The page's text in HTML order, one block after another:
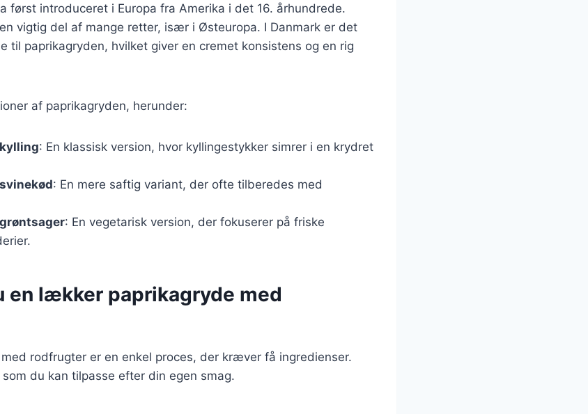
først introduceret i Europa fra Amerika i det 16. århundrede.
vigtig del af mange retter, især i Østeuropa. I Danmark er det
til paprikagryden, hvilket giver en cremet konsistens og en rig
af paprikagryden, herunder:
: En klassisk version, hvor kyllingestykker simrer i en krydret
: En mere saftig variant, der ofte tilberedes med
: En vegetarisk version, der fokuserer på friske
en lækker paprikagryde med
rodfrugter er en enkel proces, der kræver få ingredienser.
du kan tilpasse efter din egen smag.